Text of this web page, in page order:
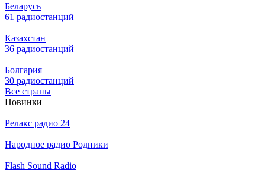
Беларусь
61 радиостанций
Казахстан
36 радиостанций
Болгария
30 радиостанций
Все страны
Новинки
Релакс радио 24
Народное радио Родники
Flash Sound Radio